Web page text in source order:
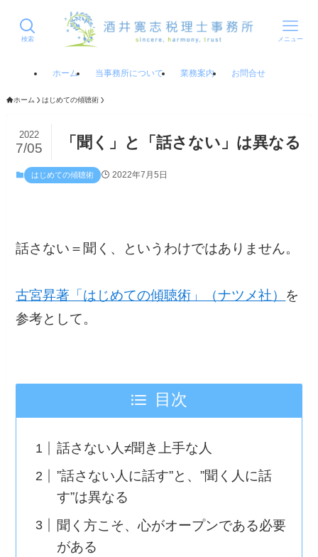
検索 メニュー
ホーム 当事務所について 業務案内 お問合せ
ホーム はじめての傾聴術
「聞く」と「話さない」は異なる
2022
7/05
はじめての傾聴術 2022年7月5日
話さない＝聞く、というわけではありません。
古宮昇著「はじめての傾聴術」（ナツメ社） を
参考として。
目次
話さない人≠聞き上手な人
”話さない人に話す”と、”聞く人に話
す”は異なる
聞く方こそ、心がオープンである必要
がある